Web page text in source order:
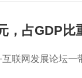
，占GDP比
联网发展论坛